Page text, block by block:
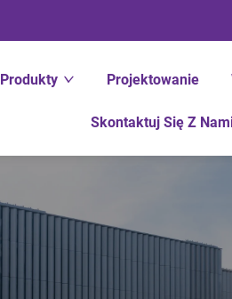
Produkty Projektowanie
Skontaktuj Się Z